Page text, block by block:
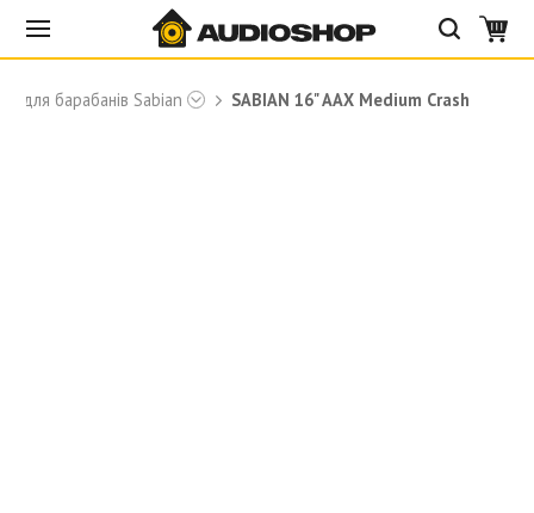
для барабанів Sabian SABIAN 16" AAX Medium Crash